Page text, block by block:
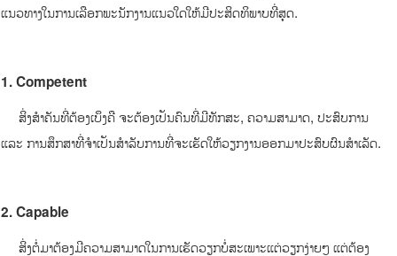
ແນວທາງໃນການເລືອກພະນັກງານແນວໃດໃຫ້ມີປະສິດທິພາບທີ່ສຸດ.
1.Competent
ສິ່ງສໍາຄັນທີ່ຕ້ອງເບ່ິງຄື ຈະຕ້ອງເປັນຄົນທີ່ມີທັກສະ, ຄວາມສາມາດ, ປະສົບການ
ແລະ ການສຶກສາທີ່ຈໍາເປັນສໍາລັບການທີ່ຈະເຮັດໃຫ້ວຽກງານອອກມາປະສົບຜົນສໍາເລັດ.
2. Capable
ສິ່ງຕໍ່ມາຕ້ອງມີຄວາມສາມາດໃນການເຮັດວຽກບໍ່ສະເພາະແຕ່ວຽກງ່າຍໆ ແຕ່ຕ້ອງ